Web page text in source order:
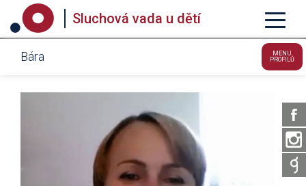
Sluchová vada u dětí
Bára
MENU
PROFILŮ